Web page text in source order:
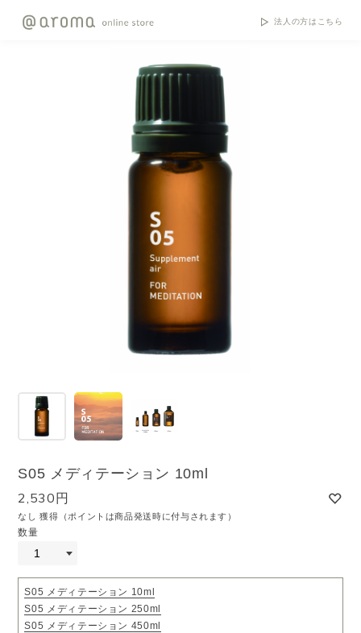
法人の方はこちら
S05 メディテーション 10ml
2,530円
なし 獲得（ポイントは商品発送時に付与されます）
数量
S05 メディテーション 10ml
S05 メディテーション 250ml
S05 メディテーション 450ml